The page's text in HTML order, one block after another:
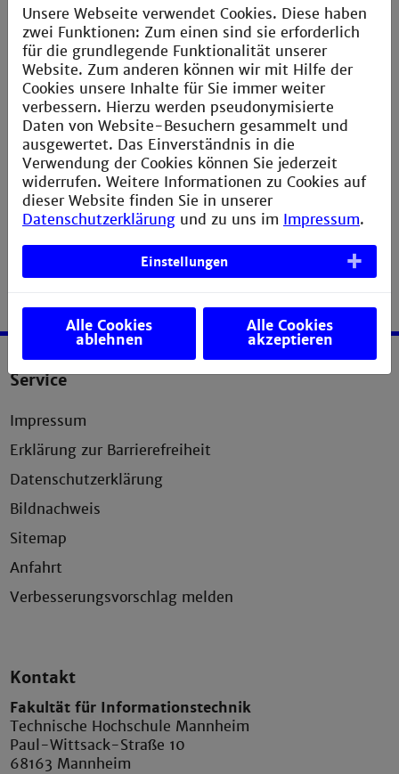
Interesse am Masterstudiengang Medizintechnik?
Bewerbungen sind jeweils vom 15.05.-15.07. sowie
15.11.-15.01. möglich. Studienstart ist Mitte
September und Mitte März.
|| Mehr Infos
Service
Impressum
Erklärung zur Barrierefreiheit
Datenschutzerklärung
Bildnachweis
Sitemap
Anfahrt
Verbesserungsvorschlag melden
Kontakt
Fakultät für Informationstechnik
Technische Hochschule Mannheim
Paul-Wittsack-Straße 10
68163 Mannheim
Unsere Webseite verwendet Cookies. Diese haben
zwei Funktionen: Zum einen sind sie erforderlich
für die grundlegende Funktionalität unserer
Website. Zum anderen können wir mit Hilfe der
Cookies unsere Inhalte für Sie immer weiter
verbessern. Hierzu werden pseudonymisierte
Daten von Website-Besuchern gesammelt und
ausgewertet. Das Einverständnis in die
Verwendung der Cookies können Sie jederzeit
widerrufen. Weitere Informationen zu Cookies auf
dieser Website finden Sie in unserer
Datenschutzerklärung und zu uns im Impressum.
Einstellungen
Alle Cookies
ablehnen
Alle Cookies
akzeptieren